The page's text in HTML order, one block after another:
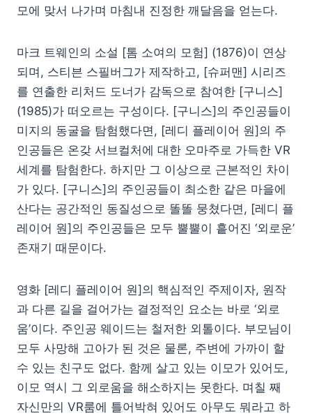
모에 맞서 나가며 마침내 진정한 깨달음을 얻는다.
마크 트웨인의 소설 [톰 소여의 모험] (1876)이 연상
되며, 스티븐 스필버그가 제작하고, [슈퍼맨] 시리즈
를 연출한 리처드 도너가 감독으로 참여한 [구니스]
(1985)가 떠오르는 구성이다. [구니스]의 주인공들이
미지의 동굴을 탐험했다면, [레디 플레이어 원]의 주
인공들은 온갖 서브컬처에 대한 오마주로 가득한 VR
세계를 탐험한다. 하지만 그 이상으로 근본적인 차이
가 있다. [구니스]의 주인공들이 최소한 같은 마을에
산다는 공간적인 동질성으로 똘똘 뭉쳤다면, [레디 플
레이어 원]의 주인공들은 모두 뿔뿔이 흩어진 ‘외로운’
존재기 때문이다.
영화 [레디 플레이어 원]의 핵심적인 주제이자, 원작
과 다른 길을 걸어가는 결정적인 요소는 바로 ‘외로
움’이다. 주인공 웨이드는 철저한 외톨이다. 부모님이
모두 사망해 고아가 된 것은 물론, 주변에 가까이 할
수 있는 친구도 없다. 함께 살고 있는 이모가 있어도,
이모 역시 그 외로움을 해소하지는 못한다. 며칠 째
자신만의 VR룸에 틀어박혀 있어도 아무도 뭐라고 하